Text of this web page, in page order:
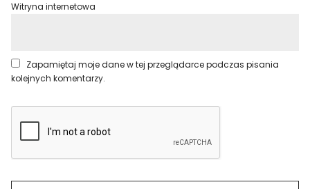
Witryna internetowa
Zapamiętaj moje dane w tej przeglądarce podczas pisania
kolejnych komentarzy.